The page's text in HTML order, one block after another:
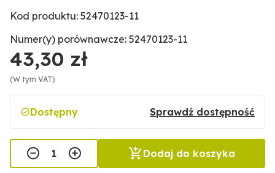
Kod produktu: 52470123-11
Numer(y) porównawcze: 52470123-11
43,30 zł
(W tym VAT)
Dostępny Sprawdź dostępność
Dodaj do koszyka